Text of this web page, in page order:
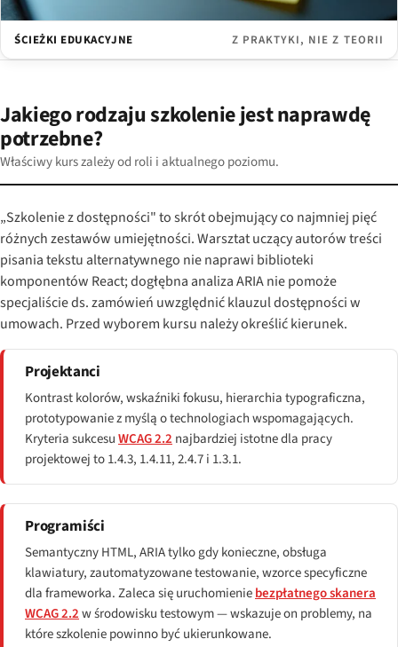
ŚCIEŻKI EDUKACYJNE Z PRAKTYKI, NIE Z TEORII
Jakiego rodzaju szkolenie jest naprawdę
potrzebne?
Właściwy kurs zależy od roli i aktualnego poziomu.
„Szkolenie z dostępności" to skrót obejmujący co najmniej pięć
różnych zestawów umiejętności. Warsztat uczący autorów treści
pisania tekstu alternatywnego nie naprawi biblioteki
komponentów React; dogłębna analiza ARIA nie pomoże
specjaliście ds. zamówień uwzględnić klauzul dostępności w
umowach. Przed wyborem kursu należy określić kierunek.
Projektanci
Kontrast kolorów, wskaźniki fokusu, hierarchia typograficzna,
prototypowanie z myślą o technologiach wspomagających.
Kryteria sukcesuWCAG 2.2najbardziej istotne dla pracy
projektowej to 1.4.3, 1.4.11, 2.4.7 i 1.3.1.
Programiści
Semantyczny HTML, ARIA tylko gdy konieczne, obsługa
klawiatury, zautomatyzowane testowanie, wzorce specyficzne
dla frameworka. Zaleca się uruchomieniebezpłatnego skanera
WCAG 2.2w środowisku testowym — wskazuje on problemy, na
które szkolenie powinno być ukierunkowane.